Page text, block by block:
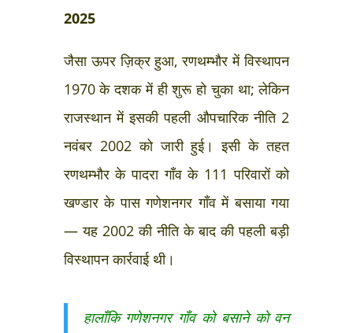
2025
जैसा ऊपर ज़िक्र हुआ, रणथम्भौर में विस्थापन
1970 के दशक में ही शुरू हो चुका था; लेकिन
राजस्थान में इसकी पहली औपचारिक नीति 2
नवंबर 2002 को जारी हुई। इसी के तहत
रणथम्भौर के पादरा गाँव के 111 परिवारों को
खण्डार के पास गणेशनगर गाँव में बसाया गया
— यह 2002 की नीति के बाद की पहली बड़ी
विस्थापन कार्रवाई थी।
हालाँकि गणेशनगर गाँव को बसाने को वन